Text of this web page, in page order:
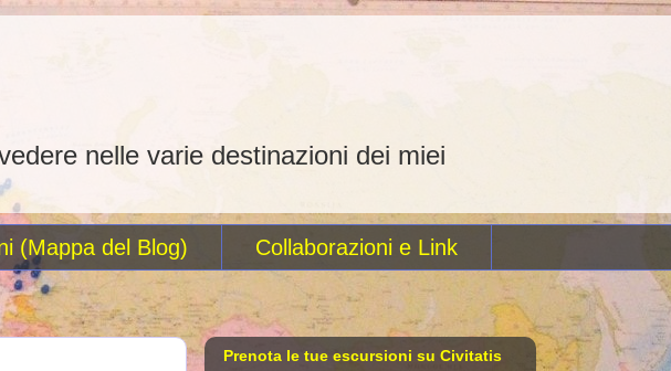
nelle varie destinazioni dei miei
(Mappa del Blog) Collaborazioni e Link
Prenota le tue escursioni su Civitatis